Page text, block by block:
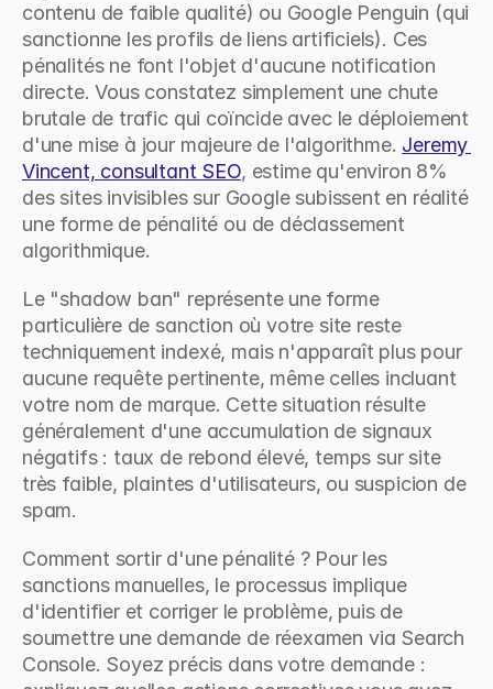
contenu de faible qualité) ou Google Penguin (qui
sanctionne les profils de liens artificiels). Ces
pénalités ne font l'objet d'aucune notification
directe. Vous constatez simplement une chute
brutale de trafic qui coïncide avec le déploiement
d'une mise à jour majeure de l'algorithme. Jeremy
Vincent, consultant SEO, estime qu'environ 8%
des sites invisibles sur Google subissent en réalité
une forme de pénalité ou de déclassement
algorithmique.
Le "shadow ban" représente une forme
particulière de sanction où votre site reste
techniquement indexé, mais n'apparaît plus pour
aucune requête pertinente, même celles incluant
votre nom de marque. Cette situation résulte
généralement d'une accumulation de signaux
négatifs : taux de rebond élevé, temps sur site
très faible, plaintes d'utilisateurs, ou suspicion de
spam.
Comment sortir d'une pénalité ? Pour les
sanctions manuelles, le processus implique
d'identifier et corriger le problème, puis de
soumettre une demande de réexamen via Search
Console. Soyez précis dans votre demande :